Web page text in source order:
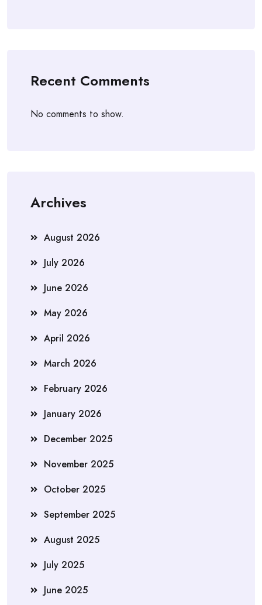
Recent Comments
No comments to show.
Archives
August 2026
July 2026
June 2026
May 2026
April 2026
March 2026
February 2026
January 2026
December 2025
November 2025
October 2025
September 2025
August 2025
July 2025
June 2025